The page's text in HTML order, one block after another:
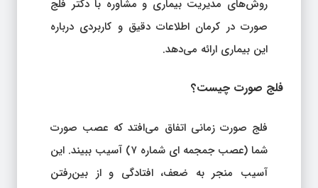
روش‌های مدیریت بیماری و مشاوره با دکتر فلج
صورت در کرمان اطلاعات دقیق و کاربردی درباره
این بیماری ارائه می‌دهد.
فلج صورت چیست؟
فلج صورت زمانی اتفاق می‌افتد که عصب صورت
شما (عصب جمجمه ای شماره ۷) آسیب ببیند. این
آسیب منجر به ضعف، افتادگی و از بین‌رفتن